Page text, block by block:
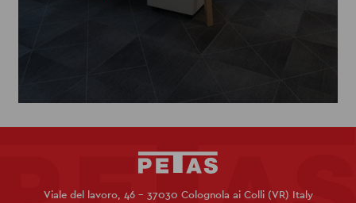
Viale del lavoro, 46 - 37030 Colognola ai Colli (VR) Italy